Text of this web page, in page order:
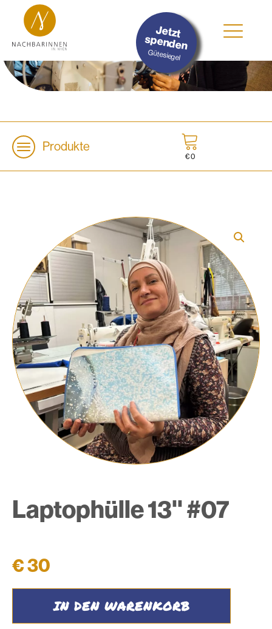
Jetzt
spenden
Gütesiegel
#Nachhaltig
#Sozial
#Lokal
Produkte
€0
Laptophülle 13'' #07
€30
Menge
IN DEN WARENKORB